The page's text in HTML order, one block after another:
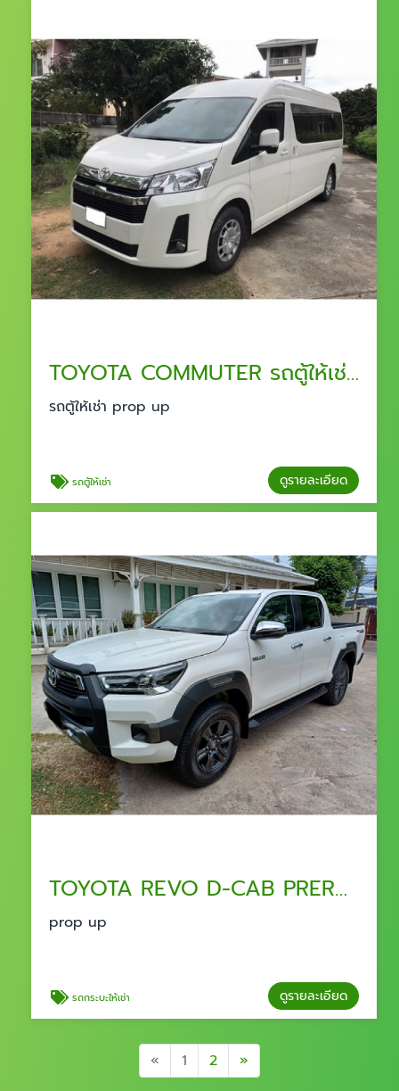
TOYOTA COMMUTER รถตู้ให้เช่าสำหรับองค์กร บริษัท พัทยา ชลบุรี
รถตู้ให้เช่า prop up
รถตู้ให้เช่า ดูรายละเอียด
TOYOTA REVO D-CAB PRERUNNER เช่ารถกระบะ พัทยา
prop up
รถกระบะให้เช่า ดูรายละเอียด
« Previous
1 2 »